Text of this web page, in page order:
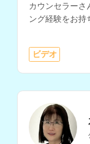
カウンセラーさ
ング経験をお持
ビデオ